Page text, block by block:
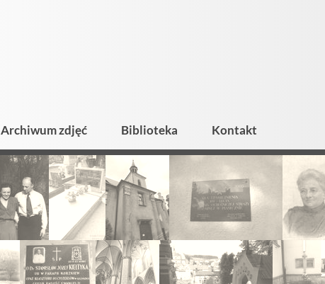
Archiwum zdjęć Biblioteka Kontakt